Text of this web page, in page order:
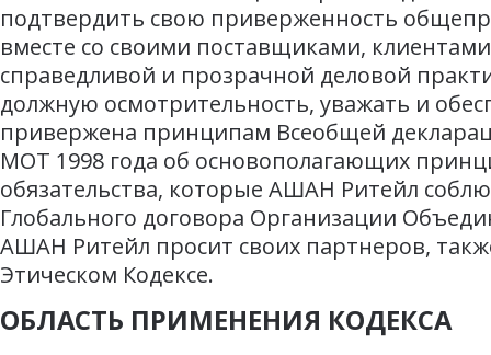
подтвердить свою приверженность
вместе со своими поставщиками,
справедливой и прозрачной деловой
должную осмотрительность, уважать и
привержена принципам Всеобщей
МОТ 1998 года об основополагающих
обязательства, которые АШАН Ритейл
Глобального договора Организации
АШАН Ритейл просит своих партнеров,
Этическом Кодексе.
ОБЛАСТЬ ПРИМЕНЕНИЯ КОДЕКСА